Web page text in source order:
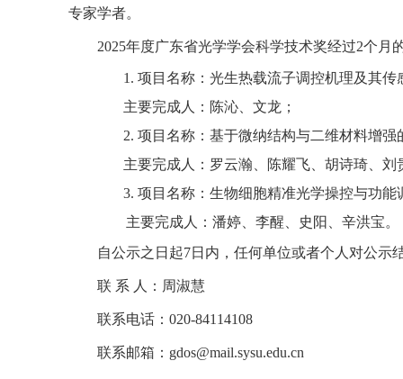
专家学者。
2025年度广东省光学学会科学技术奖经过2个月
1. 项目名称：光生热载流子调控机理及其传
主要完成人：陈沁
文龙；
2. 项目名称：基于微纳结构与二维材料增强
主要完成人：罗云瀚、陈耀飞、胡诗琦、刘
3. 项目名称：生物细胞精准光学操控与功能
主要完成人：潘婷、李醒、史阳、辛洪宝。
自公示之日起7日内，任何单位或者个人对公示
联 系 人： 周淑慧
联系电话： 020-84114108
联系邮箱： gdos@mail.sysu.edu.cn